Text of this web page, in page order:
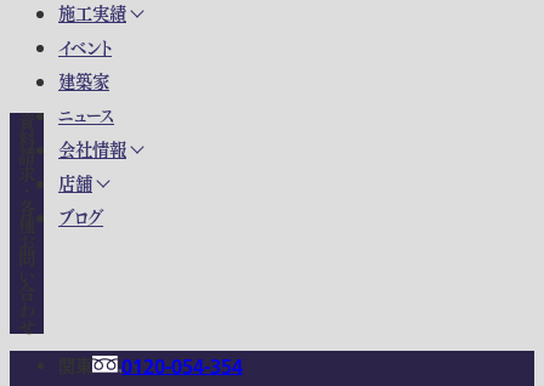
施工実績
イベント
建築家
ニュース
会社情報
店舗
ブログ
0120-054-354